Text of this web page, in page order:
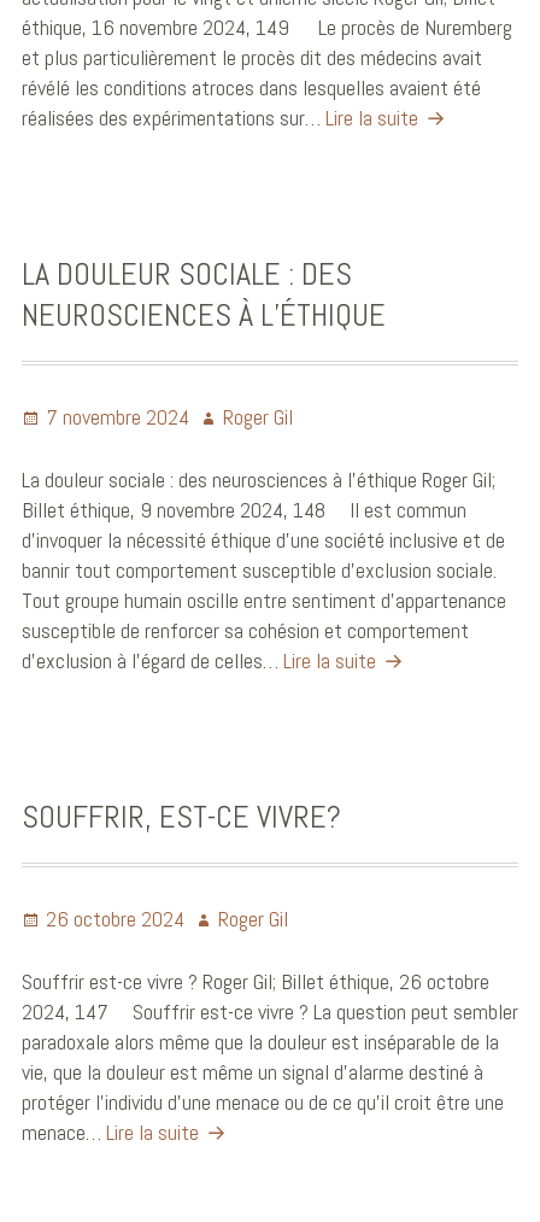
éthique, 16 novembre 2024, 149 Le procès de Nuremberg
et plus particulièrement le procès dit des médecins avait
révélé les conditions atroces dans lesquelles avaient été
réalisées des expérimentations sur… Lire la suite
LA DOULEUR SOCIALE : DES
NEUROSCIENCES À L’ÉTHIQUE
7 novembre 2024 Roger Gil
La douleur sociale : des neurosciences à l’éthique Roger Gil;
Billet éthique, 9 novembre 2024, 148 Il est commun
d’invoquer la nécessité éthique d’une société inclusive et de
bannir tout comportement susceptible d’exclusion sociale.
Tout groupe humain oscille entre sentiment d’appartenance
susceptible de renforcer sa cohésion et comportement
d’exclusion à l’égard de celles… Lire la suite
SOUFFRIR, EST-CE VIVRE?
26 octobre 2024 Roger Gil
Souffrir est-ce vivre ? Roger Gil; Billet éthique, 26 octobre
2024, 147 Souffrir est-ce vivre ? La question peut sembler
paradoxale alors même que la douleur est inséparable de la
vie, que la douleur est même un signal d’alarme destiné à
protéger l’individu d’une menace ou de ce qu’il croit être une
menace… Lire la suite